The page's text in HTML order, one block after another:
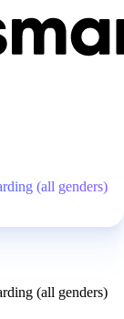
(all genders)
(all genders)